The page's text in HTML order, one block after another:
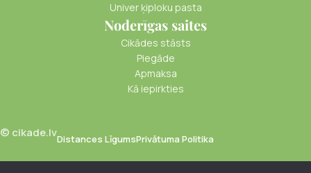
Univer ķiploku pasta
Noderīgas saites
Cikādes stāsts
Piegāde
Apmaksa
Kā iepirkties
© cikade.lvDistances LīgumsPrivātuma Politika